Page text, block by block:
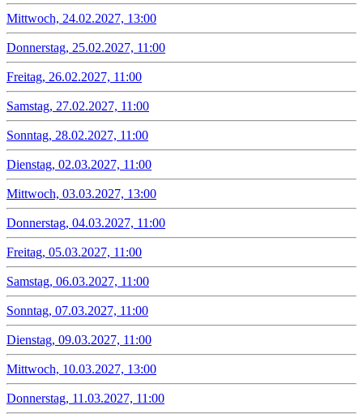
Mittwoch, 24.02.2027, 13:00
Donnerstag, 25.02.2027, 11:00
Freitag, 26.02.2027, 11:00
Samstag, 27.02.2027, 11:00
Sonntag, 28.02.2027, 11:00
Dienstag, 02.03.2027, 11:00
Mittwoch, 03.03.2027, 13:00
Donnerstag, 04.03.2027, 11:00
Freitag, 05.03.2027, 11:00
Samstag, 06.03.2027, 11:00
Sonntag, 07.03.2027, 11:00
Dienstag, 09.03.2027, 11:00
Mittwoch, 10.03.2027, 13:00
Donnerstag, 11.03.2027, 11:00